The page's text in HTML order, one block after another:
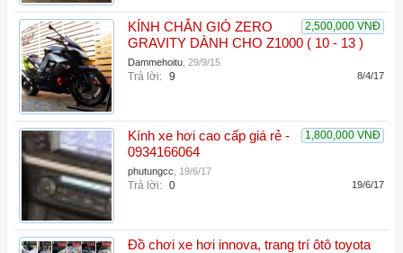
2,500,000 VNĐ
KÍNH CHẮN GIÓ ZERO
GRAVITY DÀNH CHO Z1000 ( 10 - 13 )
Dammehoitu 29/9/15
Trả lời: 9 8/4/17
1,800,000 VNĐ
Kính xe hơi cao cấp giá rẻ -
0934166064
phutungcc 19/6/17
Trả lời: 0 19/6/17
Đồ chơi xe hơi innova, trang trí ôtô toyota